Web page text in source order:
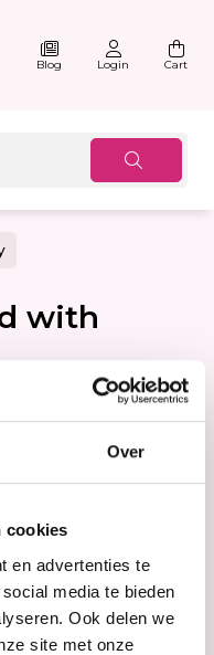
Over
cookies
en advertenties te
media te bieden
Ook delen we
site met onze
Blog Login Cart
with
Sorteer